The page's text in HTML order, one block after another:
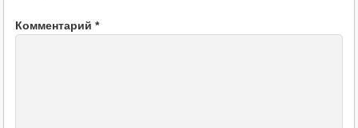
Комментарий *